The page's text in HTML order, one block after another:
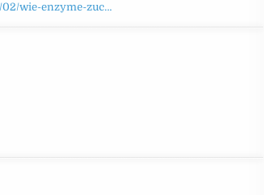
02/wie-enzyme-zuc…